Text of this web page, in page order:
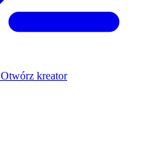
Otwórz kreator